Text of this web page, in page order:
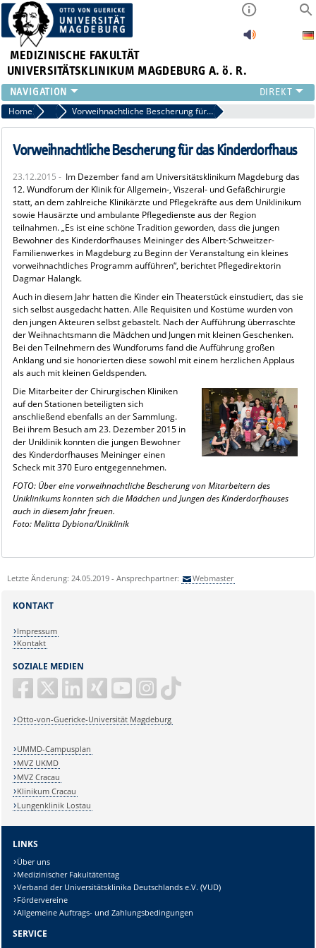
MEDIZINISCHE FAKULTÄT
UNIVERSITÄTSKLINIKUM MAGDEBURG A. ö. R.
INSTITUTE
KLINIKEN
ZENTRALE EINRICHTUNGEN
PRESSE
ÜBER UNS
INTERNATIONAL
INTRANET
Home Archiv 2015 Vorweihnachtliche Bescherung für das Kinderdorfhaus
Vorweihnachtliche Bescherung für das Kinderdorfhaus
23.12.2015 - Im Dezember fand am Universitätsklinikum Magdeburg das
12. Wundforum der Klinik für Allgemein-, Viszeral- und Gefäßchirurgie
statt, an dem zahlreiche Klinikärzte und Pflegekräfte aus dem Uniklinikum
sowie Hausärzte und ambulante Pflegedienste aus der Region
teilnahmen. „Es ist eine schöne Tradition geworden, dass die jungen
Bewohner des Kinderdorfhauses Meininger des Albert-Schweitzer-
Familienwerkes in Magdeburg zu Beginn der Veranstaltung ein kleines
vorweihnachtliches Programm aufführen“, berichtet Pflegedirektorin
Dagmar Halangk.
Auch in diesem Jahr hatten die Kinder ein Theaterstück einstudiert, das sie
sich selbst ausgedacht hatten. Alle Requisiten und Kostüme wurden von
den jungen Akteuren selbst gebastelt. Nach der Aufführung überraschte
der Weihnachtsmann die Mädchen und Jungen mit kleinen Geschenken.
Bei den Teilnehmern des Wundforums fand die Aufführung großen
Anklang und sie honorierten diese sowohl mit einem herzlichen Applaus
als auch mit kleinen Geldspenden.
Die Mitarbeiter der Chirurgischen Kliniken
auf den Stationen beteiligten sich
anschließend ebenfalls an der Sammlung.
Bei ihrem Besuch am 23. Dezember 2015 in
der Uniklinik konnten die jungen Bewohner
des Kinderdorfhauses Meininger einen
Scheck mit 370 Euro entgegennehmen.
FOTO: Über eine vorweihnachtliche Bescherung von Mitarbeitern des
Uniklinikums konnten sich die Mädchen und Jungen des Kinderdorfhauses
auch in diesem Jahr freuen.
Foto: Melitta Dybiona/Uniklinik
Letzte Änderung: 24.05.2019 - Ansprechpartner: Webmaster
SOZIALE MEDIEN
Otto-von-Guericke-Universität Magdeburg
KONTAKT
Impressum
Kontakt
UMMD-Campusplan
MVZ UKMD
MVZ Cracau
Klinikum Cracau
Lungenklinik Lostau
LINKS
Über uns
Medizinischer Fakultätentag
Verband der Universitätsklinika Deutschlands e.V. (VUD)
Fördervereine
Allgemeine Auftrags- und Zahlungsbedingungen
SERVICE